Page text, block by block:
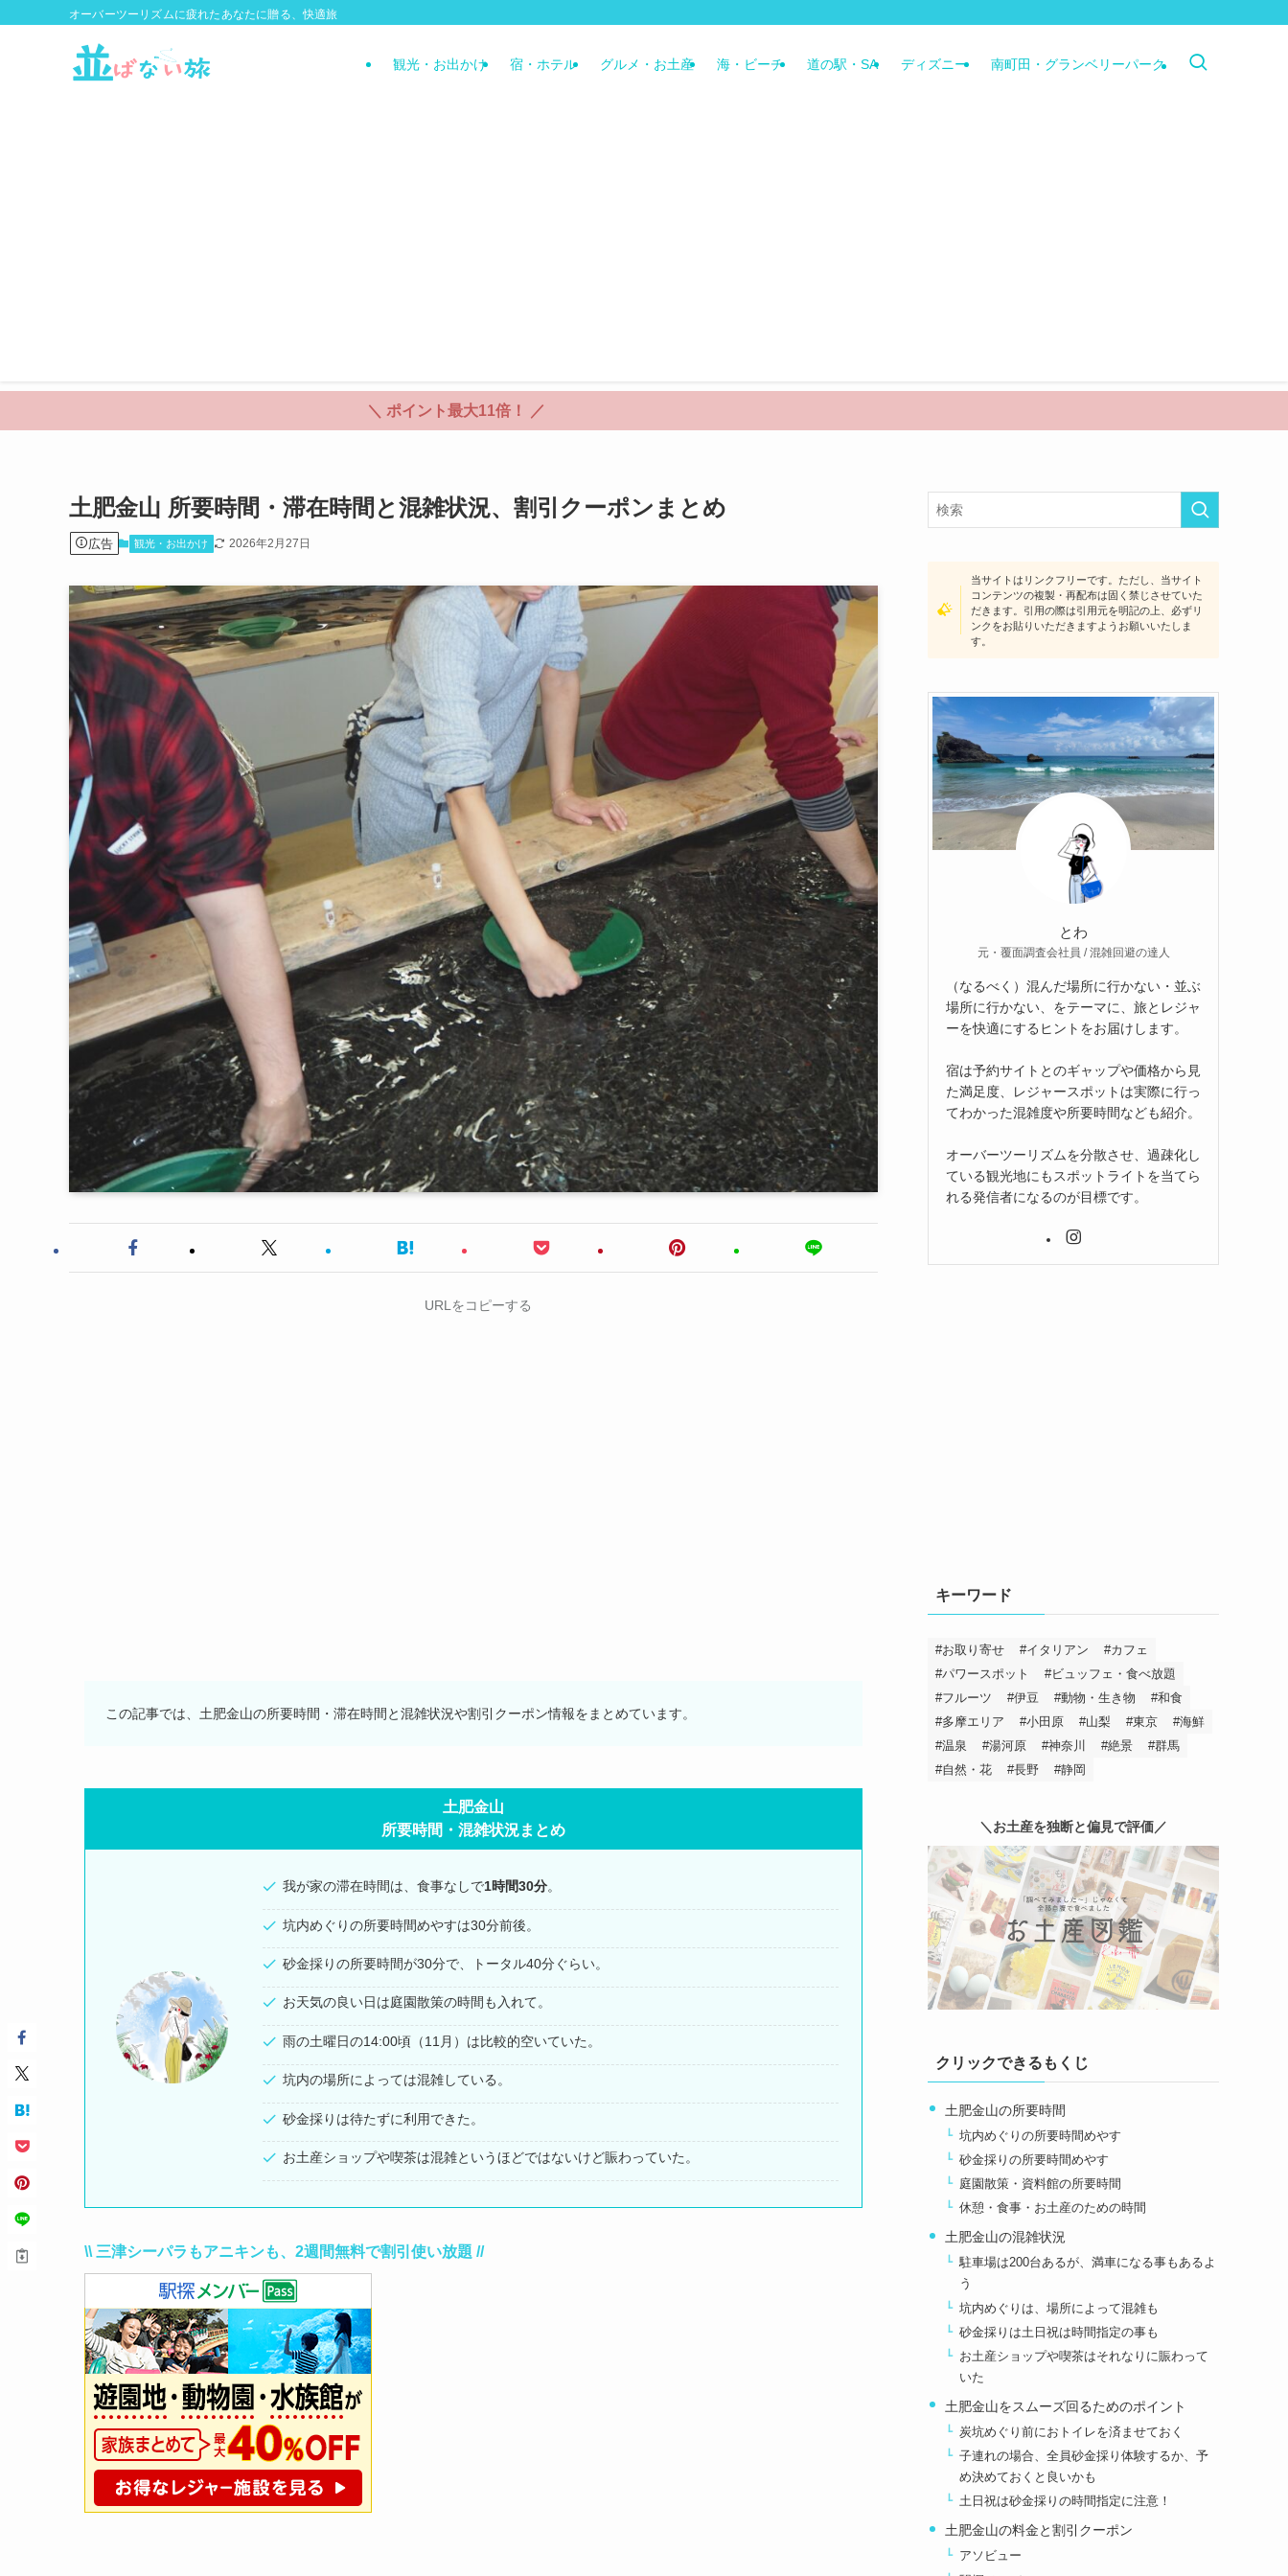
オーバーツーリズムに疲れたあなたに贈る、快適旅
観光・お出かけ 宿・ホテル グルメ・お土産 海・ビーチ 道の駅・SA ディズニー 南町田・グランベリーパーク
＼ ポイント最大11倍！ ／
土肥金山 所要時間・滞在時間と混雑状況、割引クーポンまとめ
広告 観光・お出かけ 2026年2月27日
URLをコピーする
この記事では、土肥金山の所要時間・滞在時間と混雑状況や割引クーポン情報をまとめています。
土肥金山
所要時間・混雑状況まとめ
我が家の滞在時間は、食事なしで1時間30分。
坑内めぐりの所要時間めやすは30分前後。
砂金採りの所要時間が30分で、トータル40分ぐらい。
お天気の良い日は庭園散策の時間も入れて。
雨の土曜日の14:00頃（11月）は比較的空いていた。
坑内の場所によっては混雑している。
砂金採りは待たずに利用できた。
お土産ショップや喫茶は混雑というほどではないけど賑わっていた。
\\ 三津シーパラもアニキンも、2週間無料で割引使い放題 //
当サイトはリンクフリーです。ただし、当サイト
コンテンツの複製・再配布は固く禁じさせていた
だきます。引用の際は引用元を明記の上、必ずリ
ンクをお貼りいただきますようお願いいたしま
す。
とわ
元・覆面調査会社員 / 混雑回避の達人
（なるべく）混んだ場所に行かない・並ぶ
場所に行かない、をテーマに、旅とレジャ
ーを快適にするヒントをお届けします。
宿は予約サイトとのギャップや価格から見
た満足度、レジャースポットは実際に行っ
てわかった混雑度や所要時間なども紹介。
オーバーツーリズムを分散させ、過疎化し
ている観光地にもスポットライトを当てら
れる発信者になるのが目標です。
キーワード
お取り寄せ イタリアン
カフェ
パワースポット
ビュッフェ・食べ放題
フルーツ
伊豆 動物・生き物
和食
多摩エリア
小田原 山梨 東京
海鮮
温泉
湯河原 神奈川 絶景
群馬
自然・花
長野 静岡
＼お土産を独断と偏見で評価／
クリックできるもくじ
土肥金山の所要時間
坑内めぐりの所要時間めやす
砂金採りの所要時間めやす
庭園散策・資料館の所要時間
休憩・食事・お土産のための時間
土肥金山の混雑状況
駐車場は200台あるが、満車になる事もあるよ
う
坑内めぐりは、場所によって混雑も
砂金採りは土日祝は時間指定の事も
お土産ショップや喫茶はそれなりに賑わって
いた
土肥金山をスムーズ回るためのポイント
炭坑めぐり前におトイレを済ませておく
子連れの場合、全員砂金採り体験するか、予
め決めておくと良いかも
土日祝は砂金採りの時間指定に注意！
土肥金山の料金と割引クーポン
アソビュー